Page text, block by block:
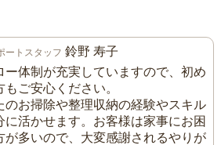
ートスタッフ 鈴野 寿子
ー体制が充実していますので、初め
もご安心ください。
のお掃除や整理収納の経験やスキル
に活かせます。お客様は家事にお困
が多いので、大変感謝されるやりが